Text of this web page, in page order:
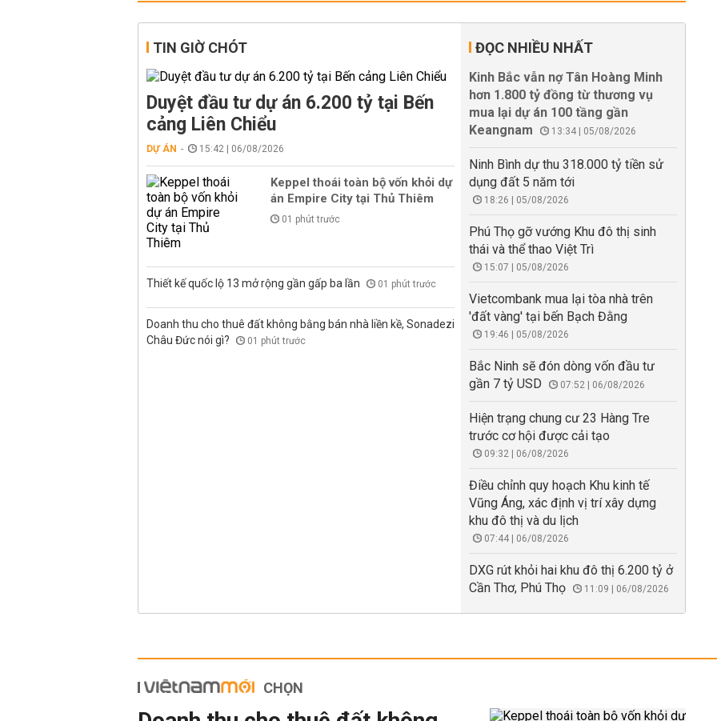
TIN GIỜ CHÓT
Duyệt đầu tư dự án 6.200 tỷ tại Bến
cảng Liên Chiểu
DỰ ÁN 15:42 | 06/08/2026
Keppel thoái toàn bộ vốn khỏi dự
án Empire City tại Thủ Thiêm
01 phút trước
Thiết kế quốc lộ 13 mở rộng gần gấp ba lần 01 phút trước
Doanh thu cho thuê đất không bằng bán nhà liền kề, Sonadezi
Châu Đức nói gì?
01 phút trước
ĐỌC NHIỀU NHẤT
Kinh Bắc vẫn nợ Tân Hoàng Minh
hơn 1.800 tỷ đồng từ thương vụ
mua lại dự án 100 tầng gần
Keangnam
13:34 | 05/08/2026
Ninh Bình dự thu 318.000 tỷ tiền sử
dụng đất 5 năm tới
18:26 | 05/08/2026
Phú Thọ gỡ vướng Khu đô thị sinh
thái và thể thao Việt Trì
15:07 | 05/08/2026
Vietcombank mua lại tòa nhà trên
'đất vàng' tại bến Bạch Đằng
19:46 | 05/08/2026
Bắc Ninh sẽ đón dòng vốn đầu tư
gần 7 tỷ USD
07:52 | 06/08/2026
Hiện trạng chung cư 23 Hàng Tre
trước cơ hội được cải tạo
09:32 | 06/08/2026
Điều chỉnh quy hoạch Khu kinh tế
Vũng Áng, xác định vị trí xây dựng
khu đô thị và du lịch
07:44 | 06/08/2026
DXG rút khỏi hai khu đô thị 6.200 tỷ ở
Cần Thơ, Phú Thọ
11:09 | 06/08/2026
CHỌN